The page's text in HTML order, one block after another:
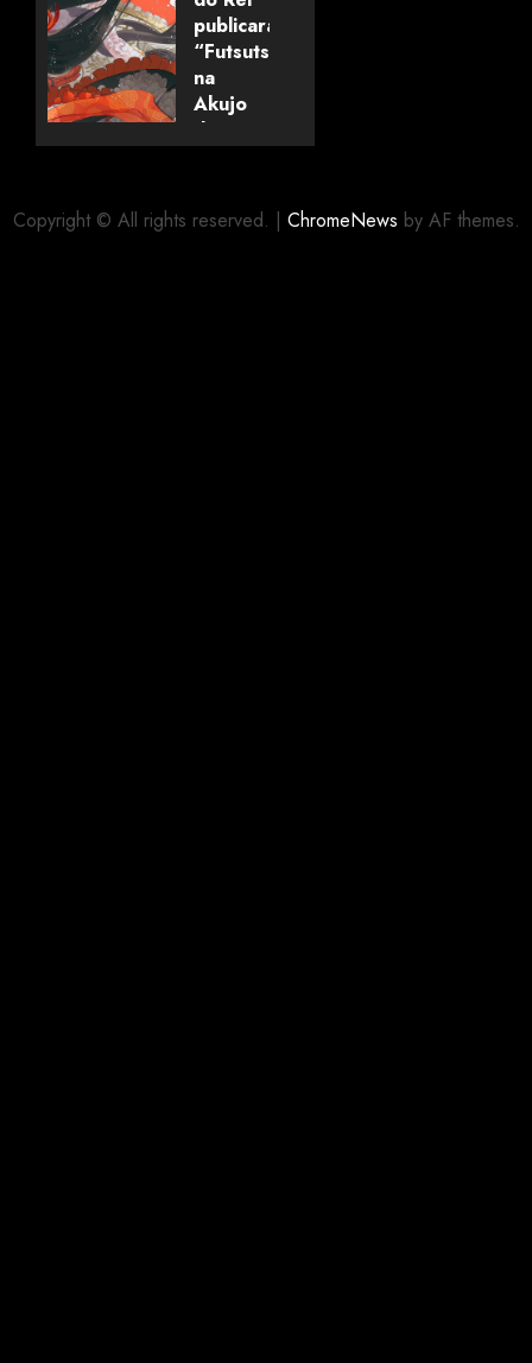
06/08/2026
0
publicará
“Futsutsuka
na
Akujo
dewa
(mangá)
Copyright © All rights reserved. | ChromeNews by AF themes.